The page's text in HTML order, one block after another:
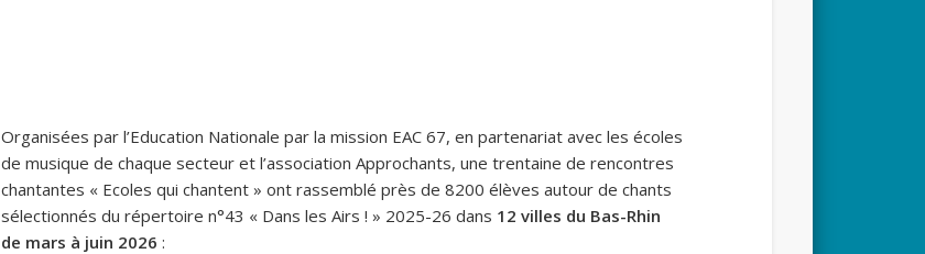
Organisées par l’Education Nationale par la mission EAC 67, en partenariat avec les écoles
de musique de chaque secteur et l’association Approchants, une trentaine de rencontres
chantantes « Ecoles qui chantent » ont rassemblé près de 8200 élèves autour de chants
sélectionnés du répertoire n°43 « Dans les Airs ! » 2025-26 dans 12 villes du Bas-Rhin
de mars à juin 2026 :